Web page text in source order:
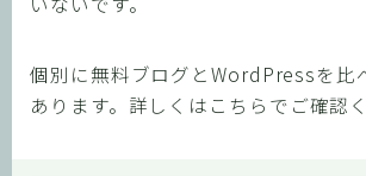
個別に無料ブログとWordPressを比
あります。詳しくはこちらでご確認